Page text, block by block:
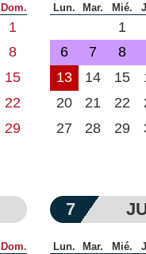
Dom.
1
8
15
22
29
Lun. Mar. Mié.
1
6
7 8
13
14 15
20
21 22
27
28 29
Dom.
7
Lun. Mar. Mié.